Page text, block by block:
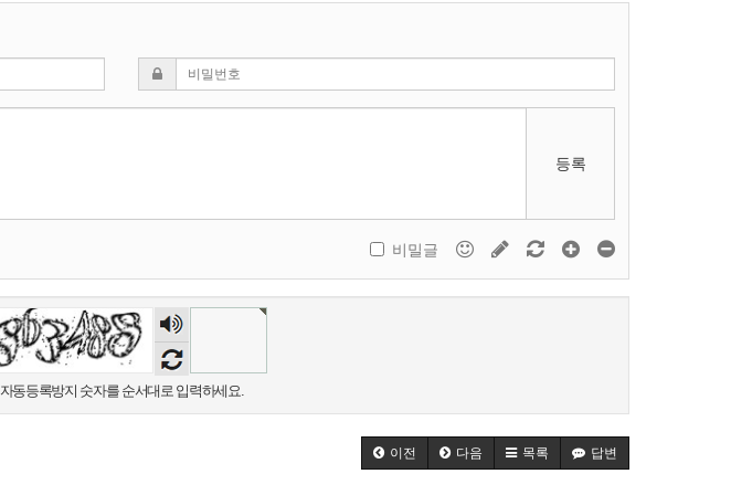
등록
비밀글
숫자
음성
듣기
자동등록방지 숫자를 순서대로 입력하세요.
이전 다음 목록 답변